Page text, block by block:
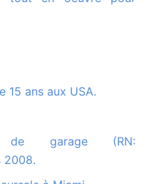
15 ans aux USA.
2008.